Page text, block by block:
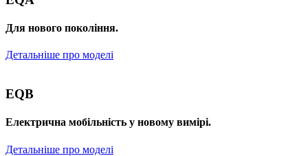
Для нового покоління.
Детальніше про моделі
EQB
Електрична мобільність у новому вимірі.
Детальніше про моделі